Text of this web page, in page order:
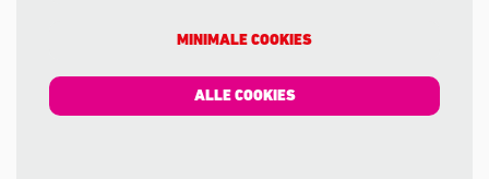
MINIMALE COOKIES
ALLE COOKIES